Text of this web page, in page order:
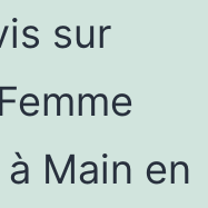
sur
Main en